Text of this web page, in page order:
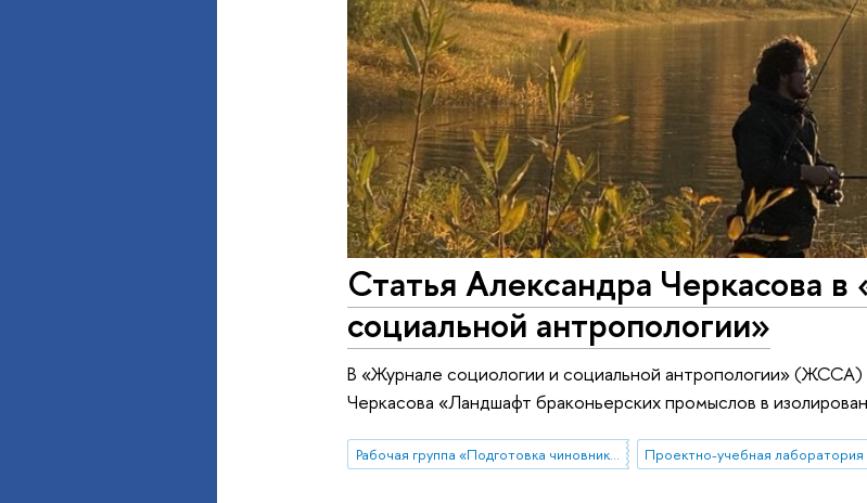
Статья Александра Черкасова
социальной антропологии»
В «Журнале социологии и социальной антропологии» (ЖССА)
Черкасова «Ландшафт браконьерских промыслов в
Рабочая группа «Подготовка чиновников по особым поручениям»